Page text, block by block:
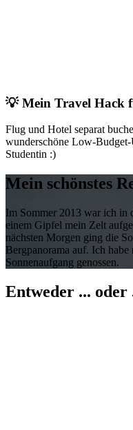
💡 Mein Travel Hack
Flug und Hotel separat
wunderschöne Low-
Studentin :)
Mein schönstes
Im Sommer 2013 war ich in
einem Gipfel mein Zelt
nächsten Morgen ging die
Bergpanorama auf. Ich
Sonnenaufgang genossen.
Entweder ... oder